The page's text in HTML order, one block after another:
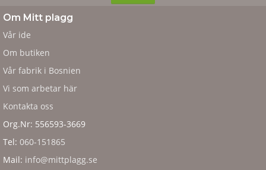
Om Mitt plagg
Vår ide
Om butiken
Vår fabrik i Bosnien
Vi som arbetar här
Kontakta oss
Org.Nr: 556593-3669
Tel: 060-151865
Mail: info@mittplagg.se